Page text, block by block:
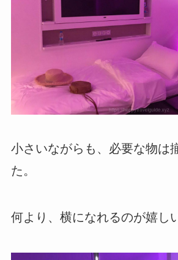
小さいながらも、必要な物は
た。
何より、横になれるのが嬉し